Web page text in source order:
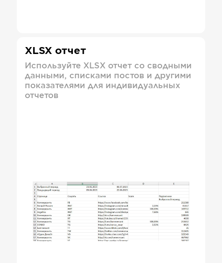
XLSX отчет
Используйте XLSX отчет со сводными
данными, списками постов и другими
показателями для индивидуальных
отчетов